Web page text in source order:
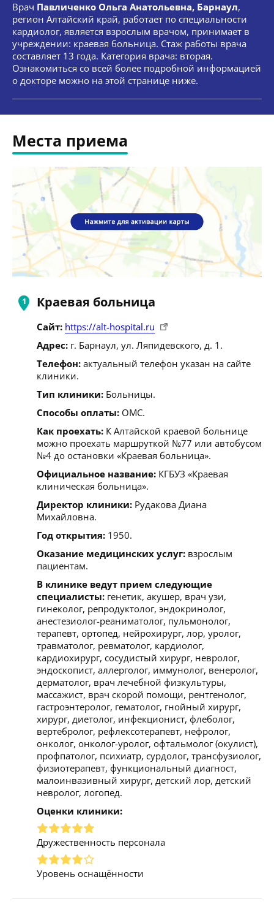
Врач Павличенко Ольга Анатольевна, Барнаул,
регион Алтайский край, работает по специальности
кардиолог, является взрослым врачом, принимает в
учреждении: краевая больница. Стаж работы врача
составляет 13 года. Категория врача: вторая.
Ознакомиться со всей более подробной информацией
о докторе можно на этой странице ниже.
Места приема
Краевая больница
Сайт: https://alt-hospital.ru
Адрес: г. Барнаул, ул. Ляпидевского, д. 1.
Телефон: актуальный телефон указан на сайте
клиники.
Тип клиники: Больницы.
Способы оплаты: ОМС.
Как проехать: К Алтайской краевой больнице
можно проехать маршруткой №77 или автобусом
№4 до остановки «Краевая больница».
Официальное название: КГБУЗ «Краевая
клиническая больница».
Директор клиники: Рудакова Диана
Михайловна.
Год открытия: 1950.
Оказание медицинских услуг: взрослым
пациентам.
В клинике ведут прием следующие
специалисты: генетик, акушер, врач узи,
гинеколог, репродуктолог, эндокринолог,
анестезиолог-реаниматолог, пульмонолог,
терапевт, ортопед, нейрохирург, лор, уролог,
травматолог, ревматолог, кардиолог,
кардиохирург, сосудистый хирург, невролог,
эндоскопист, аллерголог, иммунолог, венеролог,
дерматолог, врач лечебной физкультуры,
массажист, врач скорой помощи, рентгенолог,
гастроэнтеролог, гематолог, гнойный хирург,
хирург, диетолог, инфекционист, флеболог,
вертебролог, рефлексотерапевт, нефролог,
онколог, онколог-уролог, офтальмолог (окулист),
профпатолог, психиатр, сурдолог, трансфузиолог,
физиотерапевт, функциональный диагност,
малоинвазивный хирург, детский лор, детский
невролог, логопед.
Оценки клиники:
Дружественность персонала
Уровень оснащённости